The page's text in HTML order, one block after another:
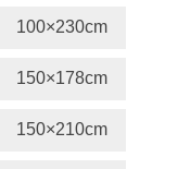
100×230cm
150×178cm
150×210cm